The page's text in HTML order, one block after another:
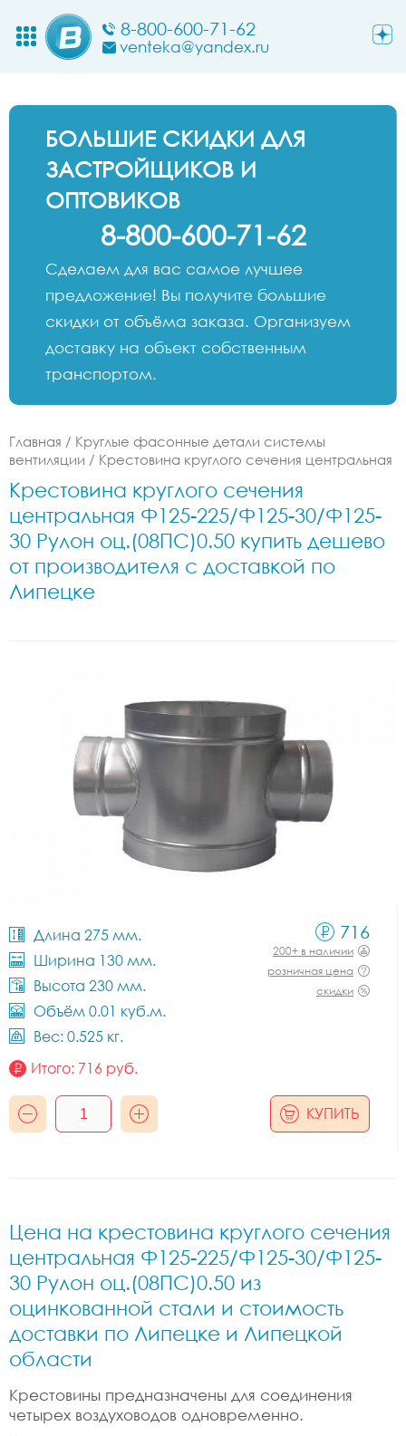
8-800-600-71-62
venteka@yandex.ru
БОЛЬШИЕ СКИДКИ ДЛЯ
ЗАСТРОЙЩИКОВ И
ОПТОВИКОВ
8-800-600-71-62
Сделаем для вас самое лучшее
предложение! Вы получите большие
скидки от объёма заказа. Организуем
доставку на объект собственным
транспортом.
Главная / Круглые фасонные детали системы
вентиляции / Крестовина круглого сечения центральная
Крестовина круглого сечения
центральная Ф125-225/Ф125-30/Ф125-
30 Рулон оц.(08ПС)0.50 купить дешево
от производителя с доставкой по
Липецке
Длина 275 мм.
Ширина 130 мм.
Высота 230 мм.
Объём 0.01 куб.м.
Вес: 0.525 кг.
716
200+ в наличии
розничная цена
скидки
Итого: 716 руб.
КУПИТЬ
Цена на крестовина круглого сечения
центральная Ф125-225/Ф125-30/Ф125-
30 Рулон оц.(08ПС)0.50 из
оцинкованной стали и стоимость
доставки по Липецке и Липецкой
области
Крестовины предназначены для соединения
четырех воздуховодов одновременно.